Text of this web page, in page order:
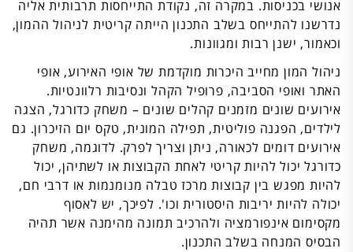
אנושי בכניסות. במקרה זה, נקודת התייחסות תרבותית אליה
נדרשנו להתייחס בשלב התכנון הייתה קריטית לניהול ההמון,
וכאמור, ישנן רבות ומגוונות.
ניהול המון מחייב היכרות מוקדמת של אופי האירוע, אופי
האתר ואופי הסביבה, פרופיל הקהל ונסיבות רלוונטיות.
אירועים שונים מזמנים קהלים שונים – משחק כדורגל, הצגה
לילדים, הפגנה פוליטית, תפילה המונית, טקס יום הזיכרון. גם
אירועים דומים לכאורה, ניתן וצריך לפרק. לדוגמה, משחק
כדורגל יכול להיות קריטי לאחת הקבוצות או לשתיהן, יכול
להיות מפגש בין קבוצות מרכז טבלה מנומנמות או דרבי חם,
יכולה להיות יריבות היסטורית וכו'. לפיכך, יש לאסוף
מקסימום אינפורמציה ולהרכיב תמונה מהימנה אשר תהיה
הבסיס המנחה בשלב התכנון.